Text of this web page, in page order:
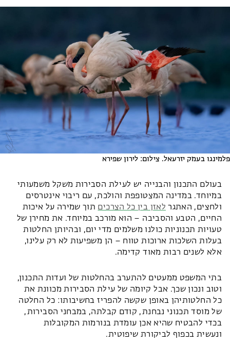
פלמינגו בעמק יזרעאל. צילום: לירון שפירא
בעולם התכנון והבנייה יש לעילת הסבירות משקל משמעותי
במיוחד. במדינה המצטופפת והולכת, עם ריבוי אינטרסים
ולחצים, האתגר לאזן בין כל הצרכים תוך שמירה על איכות
החיים, הטבע והסביבה – הוא מורכב במיוחד. את מחירן של
טעויות תכנוניות כולנו משלמים מדי יום, ובהיותן החלטות
בעלות השלכות ארוכות טווח – הן משפיעות לא רק עלינו,
אלא לשנים רבות מאוד קדימה.
בתי המשפט ממעטים להתערב בהחלטות של ועדות התכנון,
וטוב ונכון שכך. אבל קיומה של עילת הסבירות מכוונת את
כל החלטותיהן באופן שקשה להפריז בחשיבותו: כל החלטה
של מוסד תכנוני נבחנת, קודם קבלתה, במבחני הסבירות,
בכדי להבטיח שהיא אכן עומדת בנורמות המקובלות
ונעשית בכפוף לביקורת שיפוטית.